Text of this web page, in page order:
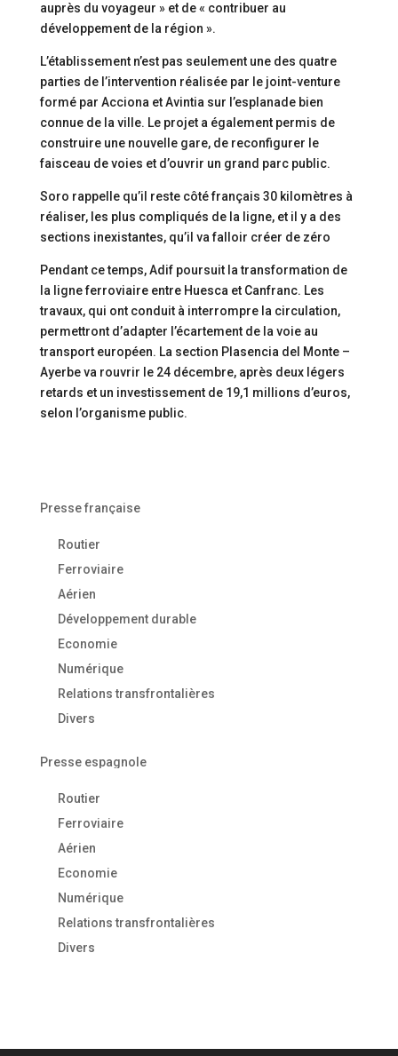
auprès du voyageur » et de « contribuer au
développement de la région ».
L’établissement n’est pas seulement une des quatre
parties de l’intervention réalisée par le joint-venture
formé par Acciona et Avintia sur l’esplanade bien
connue de la ville. Le projet a également permis de
construire une nouvelle gare, de reconfigurer le
faisceau de voies et d’ouvrir un grand parc public.
Soro rappelle qu’il reste côté français 30 kilomètres à
réaliser, les plus compliqués de la ligne, et il y a des
sections inexistantes, qu’il va falloir créer de zéro
Pendant ce temps, Adif poursuit la transformation de
la ligne ferroviaire entre Huesca et Canfranc. Les
travaux, qui ont conduit à interrompre la circulation,
permettront d’adapter l’écartement de la voie au
transport européen. La section Plasencia del Monte –
Ayerbe va rouvrir le 24 décembre, après deux légers
retards et un investissement de 19,1 millions d’euros,
selon l’organisme public.
Presse française
Routier
Ferroviaire
Aérien
Développement durable
Economie
Numérique
Relations transfrontalières
Divers
Presse espagnole
Routier
Ferroviaire
Aérien
Economie
Numérique
Relations transfrontalières
Divers